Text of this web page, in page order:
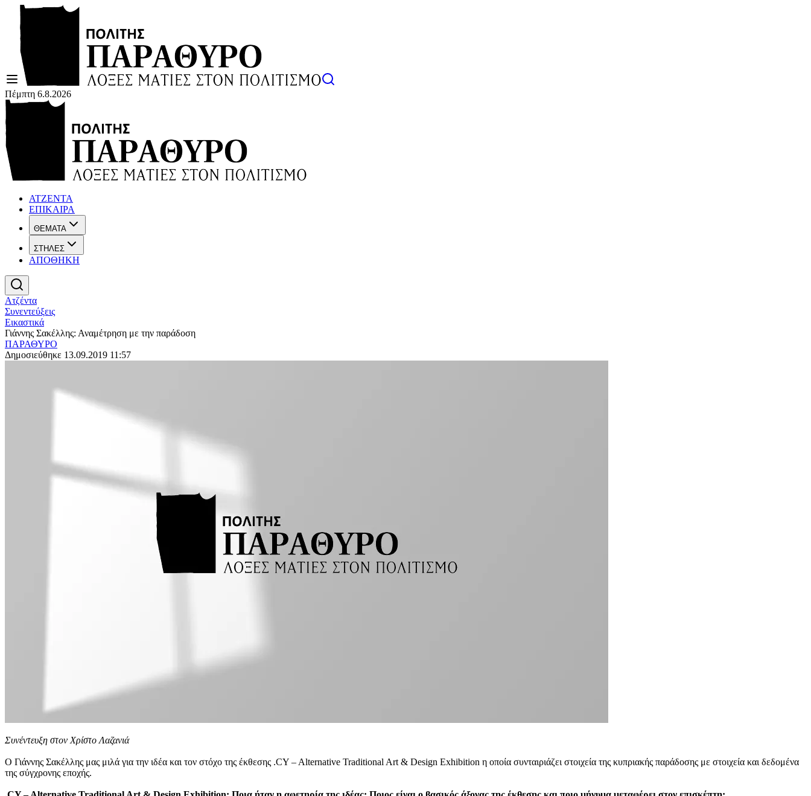
Πέμπτη 6.8.2026
ΑΤΖΕΝΤΑ
ΕΠΙΚΑΙΡΑ
ΘΕΜΑΤΑ
ΣΤΗΛΕΣ
ΑΠΟΘΗΚΗ
Ατζέντα
Συνεντεύξεις
Εικαστικά
Γιάννης Σακέλλης: Αναμέτρηση με την παράδοση
ΠΑΡΑΘΥΡΟ
Δημοσιεύθηκε 13.09.2019 11:57
Συνέντευξη στον Χρίστο Λαζανιά
Ο Γιάννης Σακέλλης μας μιλά για την ιδέα και τον στόχο της έκθεσης .CY – Alternative Traditional Art & Design Exhibition η οποία συνταιριάζει στοιχεία της κυπριακής παράδοσης με στοιχεία και δεδομένα
της σύγχρονης εποχής.